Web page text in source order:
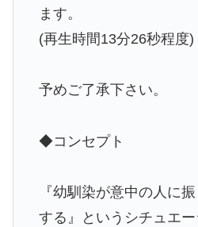
ます。
(再生時間13分26秒程度)
予めご了承下さい。
◆コンセプト
『幼馴染が意中の人に
する』というシチュエ